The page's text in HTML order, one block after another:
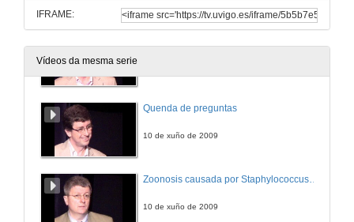
IFRAME:
Vídeos da mesma serie
Quenda de preguntas
10 de xuño de 2009
10 de xuño de 2009